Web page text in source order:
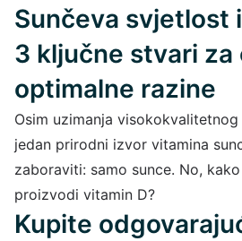
Sunčeva svjetlost
3 ključne stvari za
optimalne razine
Osim uzimanja
jedan prirodni izvor vitamina
zaboraviti: samo sunce. No,
proizvodi vitamin D?
Kupite